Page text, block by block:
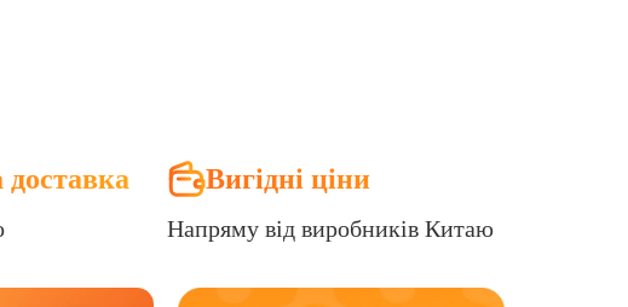
Вигідні ціни
Напряму від виробників Китаю